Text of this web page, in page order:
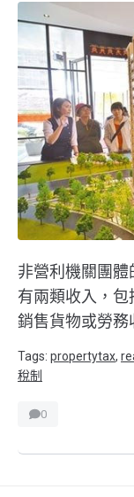
非營利機關團
有兩類收入，包
銷售貨物或勞務
Tags: propertytax,
稅制
0